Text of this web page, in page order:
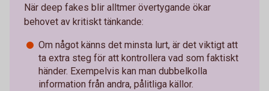
När deep fakes blir alltmer övertygande ökar
behovet av kritiskt tänkande:
Om något känns det minsta lurt, är det viktigt att
ta extra steg för att kontrollera vad som faktiskt
händer. Exempelvis kan man dubbelkolla
information från andra, pålitliga källor.